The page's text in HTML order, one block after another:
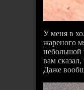
У меня в
жареного
небольшой
вам
Даже